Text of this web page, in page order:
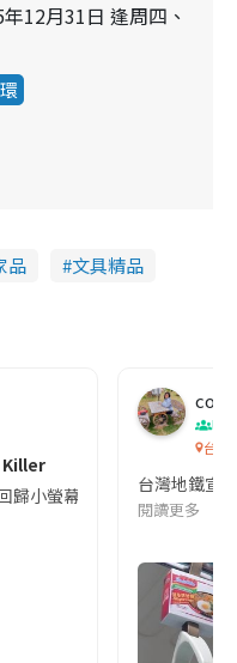
12月31日 逢周四、
品 文具精品
Killer
歸小螢幕啦!這次的劇本改編
co
吹
台灣
台灣地鐵宣
閱讀更多